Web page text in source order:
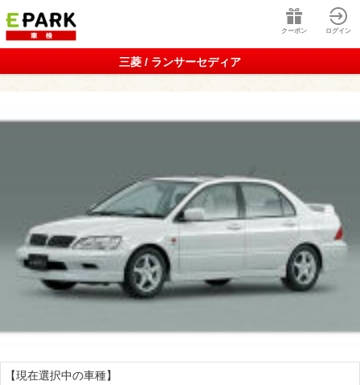
クーポン ログイン
三菱 / ランサーセディア
【現在選択中の車種】